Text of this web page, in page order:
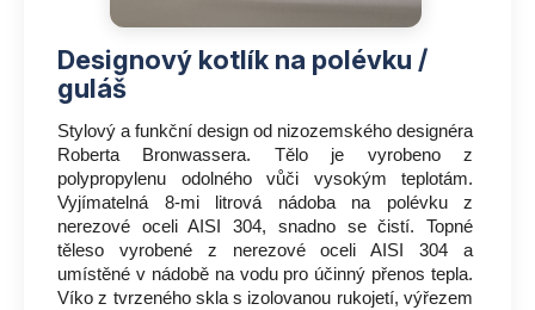
Designový kotlík na polévku /
guláš
Stylový a funkční design od nizozemského designéra
Roberta Bronwassera. Tělo je vyrobeno z
polypropylenu odolného vůči vysokým teplotám.
Vyjímatelná 8-mi litrová nádoba na polévku z
nerezové oceli AISI 304, snadno se čistí. Topné
těleso vyrobené z nerezové oceli AISI 304 a
umístěné v nádobě na vodu pro účinný přenos tepla.
Víko z tvrzeného skla s izolovanou rukojetí, výřezem